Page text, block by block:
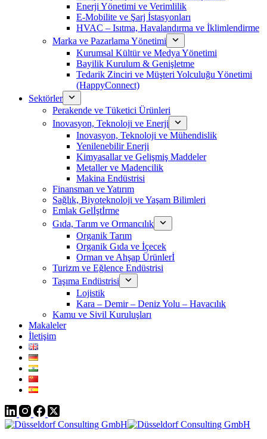
Enerji Yönetimi ve Verimlilik
E-Mobilite ve Şarj İstasyonları
HVAC – Isıtma, Havalandırma ve İklimlendirme
Marka ve Pazarlama Yönetimi
Kurumsal Kültür ve Medya Yönetimi
Bayilik Kurulum & Genişletme
Tedarik Zinciri ve Müşteri Yolculuğu Yönetimi
(HappyConnect)
Sektörler
Perakende ve Tüketici Ürünleri
Inovasyon, Teknoloji ve Enerji
Inovasyon, Teknoloji ve Mühendislik
Yenilenebilir Enerji
Kimyasallar ve Gelişmiş Maddeler
Metaller ve Madencilik
Makina Endüstrisi
Finansman ve Yatırım
Sağlık, Biyoteknoloji ve Yaşam Bilimleri
Emlak Gelİştİrme
Gıda, Tarım ve Ormancılık
Organik Tarım
Organik Gıda ve İçecek
Orman ve Ahşap Ürünlerİ
Turizm ve Eğlence Endüstrisi
Taşıma Endüstrisi
Lojistik
Kara – Demir – Deniz Yolu – Havacılık
Kamu ve Sivil Kuruluşları
Makaleler
İletişim